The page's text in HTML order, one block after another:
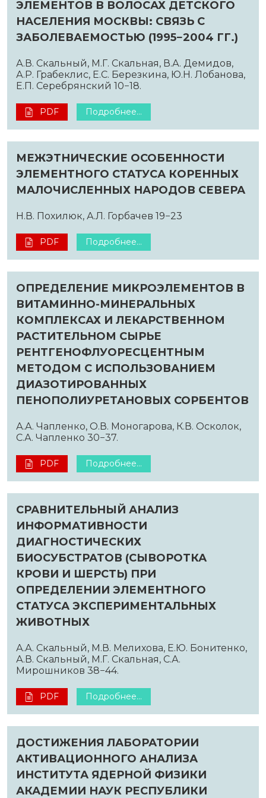
ЭЛЕМЕНТОВ В ВОЛОСАХ ДЕТСКОГО
НАСЕЛЕНИЯ МОСКВЫ: СВЯЗЬ С
ЗАБОЛЕВАЕМОСТЬЮ (1995−2004 ГГ.)
А.В. Скальный, М.Г. Скальная, В.А. Демидов,
А.Р. Грабеклис, Е.С. Березкина, Ю.Н. Лобанова,
Е.П. Серебрянский 10−18.
PDF Подробнее...
МЕЖЭТНИЧЕСКИЕ ОСОБЕННОСТИ
ЭЛЕМЕНТНОГО СТАТУСА КОРЕННЫХ
МАЛОЧИСЛЕННЫХ НАРОДОВ СЕВЕРА
Н.В. Похилюк, А.Л. Горбачев 19−23
PDF Подробнее...
ОПРЕДЕЛЕНИЕ МИКРОЭЛЕМЕНТОВ В
ВИТАМИННО-МИНЕРАЛЬНЫХ
КОМПЛЕКСАХ И ЛЕКАРСТВЕННОМ
РАСТИТЕЛЬНОМ СЫРЬЕ
РЕНТГЕНОФЛУОРЕСЦЕНТНЫМ
МЕТОДОМ С ИСПОЛЬЗОВАНИЕМ
ДИАЗОТИРОВАННЫХ
ПЕНОПОЛИУРЕТАНОВЫХ СОРБЕНТОВ
А.А. Чапленко, О.В. Моногарова, К.В. Осколок,
С.А. Чапленко 30−37.
PDF Подробнее...
СРАВНИТЕЛЬНЫЙ АНАЛИЗ
ИНФОРМАТИВНОСТИ
ДИАГНОСТИЧЕСКИХ
БИОСУБСТРАТОВ (СЫВОРОТКА
КРОВИ И ШЕРСТЬ) ПРИ
ОПРЕДЕЛЕНИИ ЭЛЕМЕНТНОГО
СТАТУСА ЭКСПЕРИМЕНТАЛЬНЫХ
ЖИВОТНЫХ
А.А. Скальный, М.В. Мелихова, Е.Ю. Бонитенко,
А.В. Скальный, М.Г. Скальная, С.А.
Мирошников 38−44.
PDF Подробнее...
ДОСТИЖЕНИЯ ЛАБОРАТОРИИ
АКТИВАЦИОННОГО АНАЛИЗА
ИНСТИТУТА ЯДЕРНОЙ ФИЗИКИ
АКАДЕМИИ НАУК РЕСПУБЛИКИ